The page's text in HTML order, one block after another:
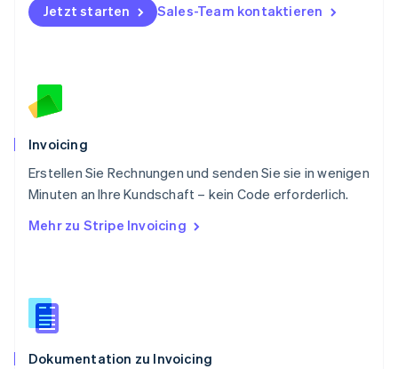
Jetzt starten Sales-Team kontaktieren
Invoicing
Erstellen Sie Rechnungen und senden Sie sie in wenigen
Minuten an Ihre Kundschaft – kein Code erforderlich.
Mehr zu Stripe Invoicing
Dokumentation zu Invoicing
Portugal
PortuguêsEnglish
Schweden
Schweiz
Singapur
English简体中文
Slowakei
Slowenien
English
Spanien
Thailand